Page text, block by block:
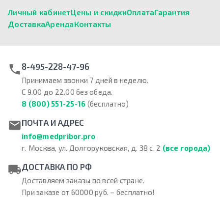
Личный кабинетЦены и скидкиОплатаГарантия
ДоставкаАрендаКонтакты
8-495-228-47-96
Принимаем звонки 7 дней в неделю.
С 9.00 до 22.00 без обеда.
8 (800) 551-25-16 (бесплатно)
ПОЧТА И АДРЕС
info@medpribor.pro
г. Москва, ул. Долгоруковская, д. 38 с. 2 (все города)
ДОСТАВКА ПО РФ
Доставляем заказы по всей стране.
При заказе от 60000 руб. – бесплатно!